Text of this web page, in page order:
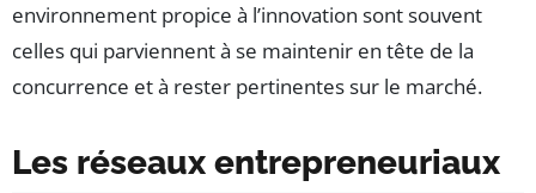
environnement propice à l’innovation sont souvent
celles qui parviennent à se maintenir en tête de la
concurrence et à rester pertinentes sur le marché.
Les réseaux entrepreneuriaux